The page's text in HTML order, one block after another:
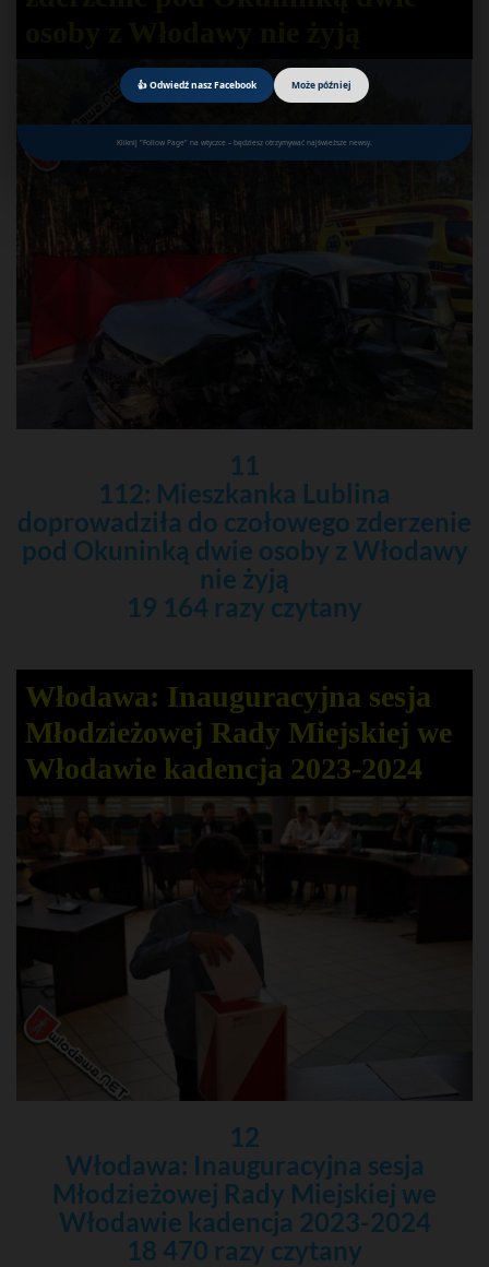
👍 Odwiedź nasz Facebook Może później
Kliknij "Follow Page" na wtyczce – będziesz otrzymywać najświeższe newsy.
11
112: Mieszkanka Lublina
doprowadziła do czołowego zderzenie
pod Okuninką dwie osoby z Włodawy
nie żyją
19 164 razy czytany
Włodawa: Inauguracyjna sesja
Młodzieżowej Rady Miejskiej we
Włodawie kadencja 2023-2024
12
Włodawa: Inauguracyjna sesja
Młodzieżowej Rady Miejskiej we
Włodawie kadencja 2023-2024
18 470 razy czytany